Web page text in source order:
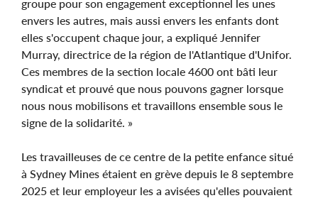
groupe pour son engagement exceptionnel les unes
envers les autres, mais aussi envers les enfants dont
elles s'occupent chaque jour, a expliqué Jennifer
Murray, directrice de la région de l'Atlantique d'Unifor.
Ces membres de la section locale 4600 ont bâti leur
syndicat et prouvé que nous pouvons gagner lorsque
nous nous mobilisons et travaillons ensemble sous le
signe de la solidarité. »
Les travailleuses de ce centre de la petite enfance situé
à Sydney Mines étaient en grève depuis le 8 septembre
2025 et leur employeur les a avisées qu'elles pouvaient